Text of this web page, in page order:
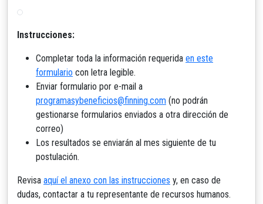
Instrucciones:
Completar toda la información requerida en este
formulario con letra legible.
Enviar formulario por e-mail a
programasybeneficios@finning.com (no podrán
gestionarse formularios enviados a otra dirección de
correo)
Los resultados se enviarán al mes siguiente de tu
postulación.
Revisa aquí el anexo con las instrucciones y, en caso de
dudas, contactar a tu representante de recursos humanos.